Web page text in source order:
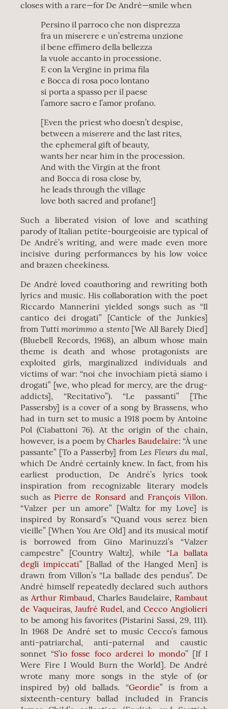
closes with a rare—for De André—smile when
Persino il parroco che non disprezza
fra un miserere e un’estrema unzione
il bene effimero della bellezza
la vuole accanto in processione.
E con la Vergine in prima fila
e Bocca di rosa poco lontano
si porta a spasso per il paese
l’amore sacro e l’amor profano.
[Even the priest who doesn’t despise,
between amiserere and the last rites,
the ephemeral gift of beauty,
wants her near him in the procession.
And with the Virgin at the front
and Bocca di rosa close by,
he leads through the village
love both sacred and profane!]
Such a liberated vision of love and scathing
parody of Italian petite-bourgeoisie are typical of
De André’s writing, and were made even more
incisive during performances by his low voice
and brazen cheekiness.
De André loved coauthoring and rewriting both
lyrics and music. His collaboration with the poet
Riccardo Mannerini yielded songs such as “Il
cantico dei drogati” [Canticle of the Junkies]
from Tutti morimmo a stento[We All Barely Died]
(Bluebell Records, 1968), an album whose main
theme is death and whose protagonists are
exploited girls, marginalized individuals and
victims of war: “noi che invochiam pietà siamo i
drogati” [we, who plead for mercy, are the drug-
addicts], “Recitativo”). “Le passanti” [The
Passersby] is a cover of a song by Brassens, who
had in turn set to music a 1918 poem by Antoine
Pol (Ciabattoni 76). At the origin of the chain,
however, is a poem byCharles Baudelaire: “À une
passante” [To a Passerby] from Les Fleurs du mal,
which De André certainly knew. In fact, from his
earliest production, De André’s lyrics took
inspiration from recognizable literary models
such as Pierre de Ronsard and François Villon.
“Valzer per un amore” [Waltz for my Love] is
inspired by Ronsard’s “Quand vous serez bien
vieille” [When You Are Old] and its musical motif
is borrowed from Gino Marinuzzi’s “Valzer
campestre” [Country Waltz], while “La ballata
degli impiccati” [Ballad of the Hanged Men] is
drawn from Villon’s “La ballade des pendus”. De
André himself repeatedly declared such authors
as Arthur Rimbaud, Charles Baudelaire, Rambaut
de Vaqueiras, Jaufré Rudel, andCecco Angiolieri
to be among his favorites (Pistarini Sassi, 29, 111).
In 1968 De André set to music Cecco’s famous
anti-patriarchal, anti-paternal and caustic
sonnet “S’io fosse foco arderei lo mondo” [If I
Were Fire I Would Burn the World]. De André
wrote many more songs in the style of (or
inspired by) old ballads. “Geordie” is from a
sixteenth-century ballad included in Francis